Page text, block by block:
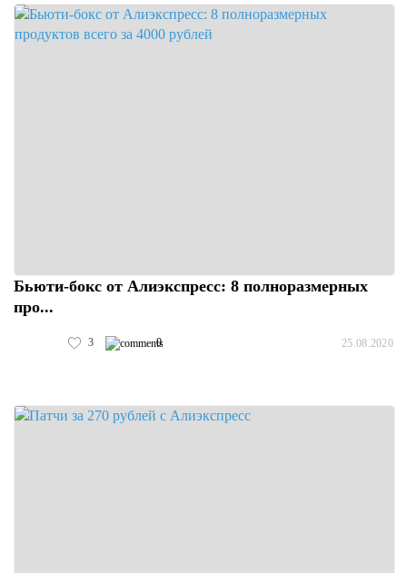
Бьюти-бокс от Алиэкспресс: 8 полноразмерных
про...
3 0 25.08.2020